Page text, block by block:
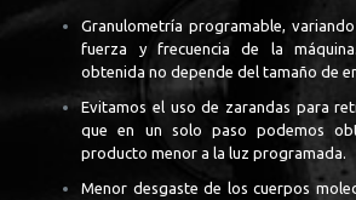
Granulometría programable,
fuerza y frecuencia de la
obtenida no depende del tamaño de
Evitamos el uso de zarandas para
que en un solo paso podemos
producto menor a la luz programada.
Menor desgaste de los cuerpos